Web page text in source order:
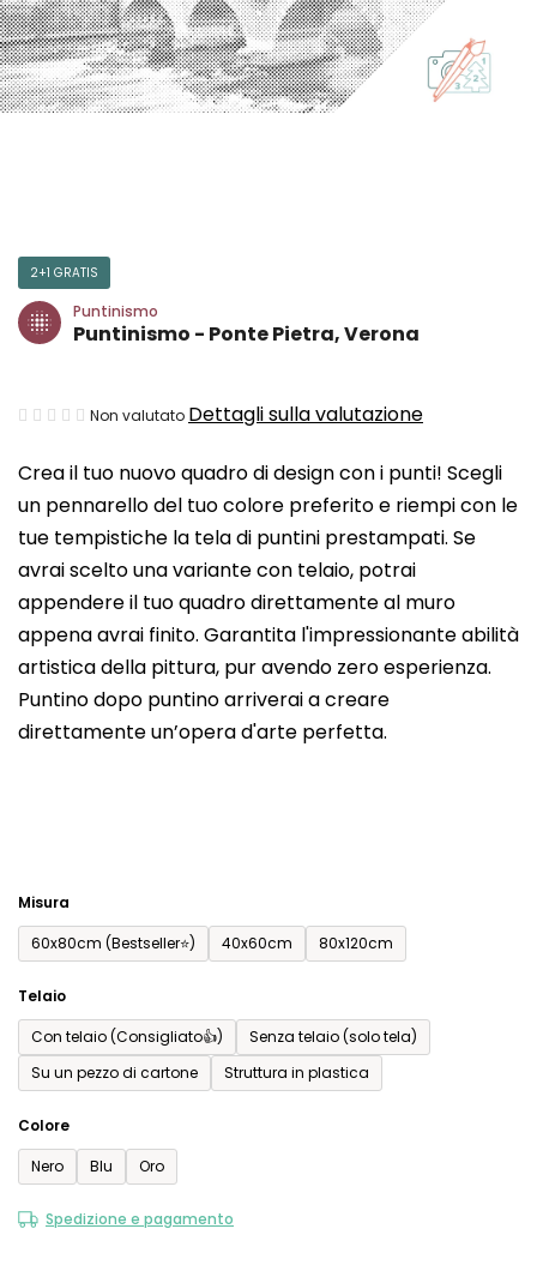
Crea il tuo nuovo quadro di design con i punti! Scegli
un pennarello del tuo colore preferito e riempi con le
tue tempistiche la tela di puntini prestampati. Se
avrai scelto una variante con telaio, potrai
appendere il tuo quadro direttamente al muro
appena avrai finito. Garantita l'impressionante abilità
artistica della pittura, pur avendo zero esperienza.
Puntino dopo puntino arriverai a creare
direttamente un’opera d'arte perfetta.
Misura
60x80cm (Bestseller⭐)
40x60cm 80x120cm
Telaio
Con telaio (Consigliato👍)
Senza telaio (solo tela)
Su un pezzo di cartone
Struttura in plastica
Colore
Nero
Blu Oro
Spedizione e pagamento
2+1 GRATIS
Puntinismo
Puntinismo - Ponte Pietra, Verona
La
media
del
prodotto
è
0,0
su
5
stelle.
Non valutato Dettagli sulla valutazione